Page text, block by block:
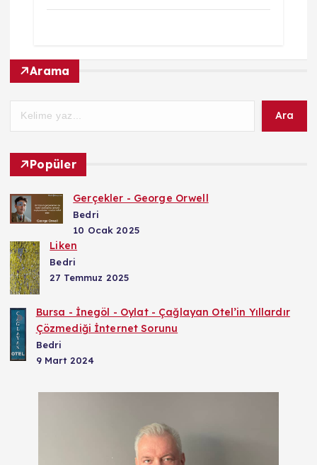
Arama
Ara
Popüler
Gerçekler - George Orwell
Bedri
10 Ocak 2025
Liken
Bedri
27 Temmuz 2025
Bursa - İnegöl - Oylat - Çağlayan Otel’in Yıllardır
Çözmediği İnternet Sorunu
Bedri
9 Mart 2024